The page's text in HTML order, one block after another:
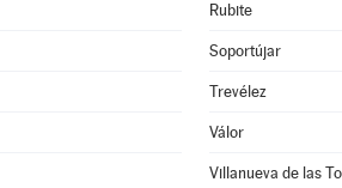
Rubite
Soportújar
Trevélez
Válor
Villanueva de las